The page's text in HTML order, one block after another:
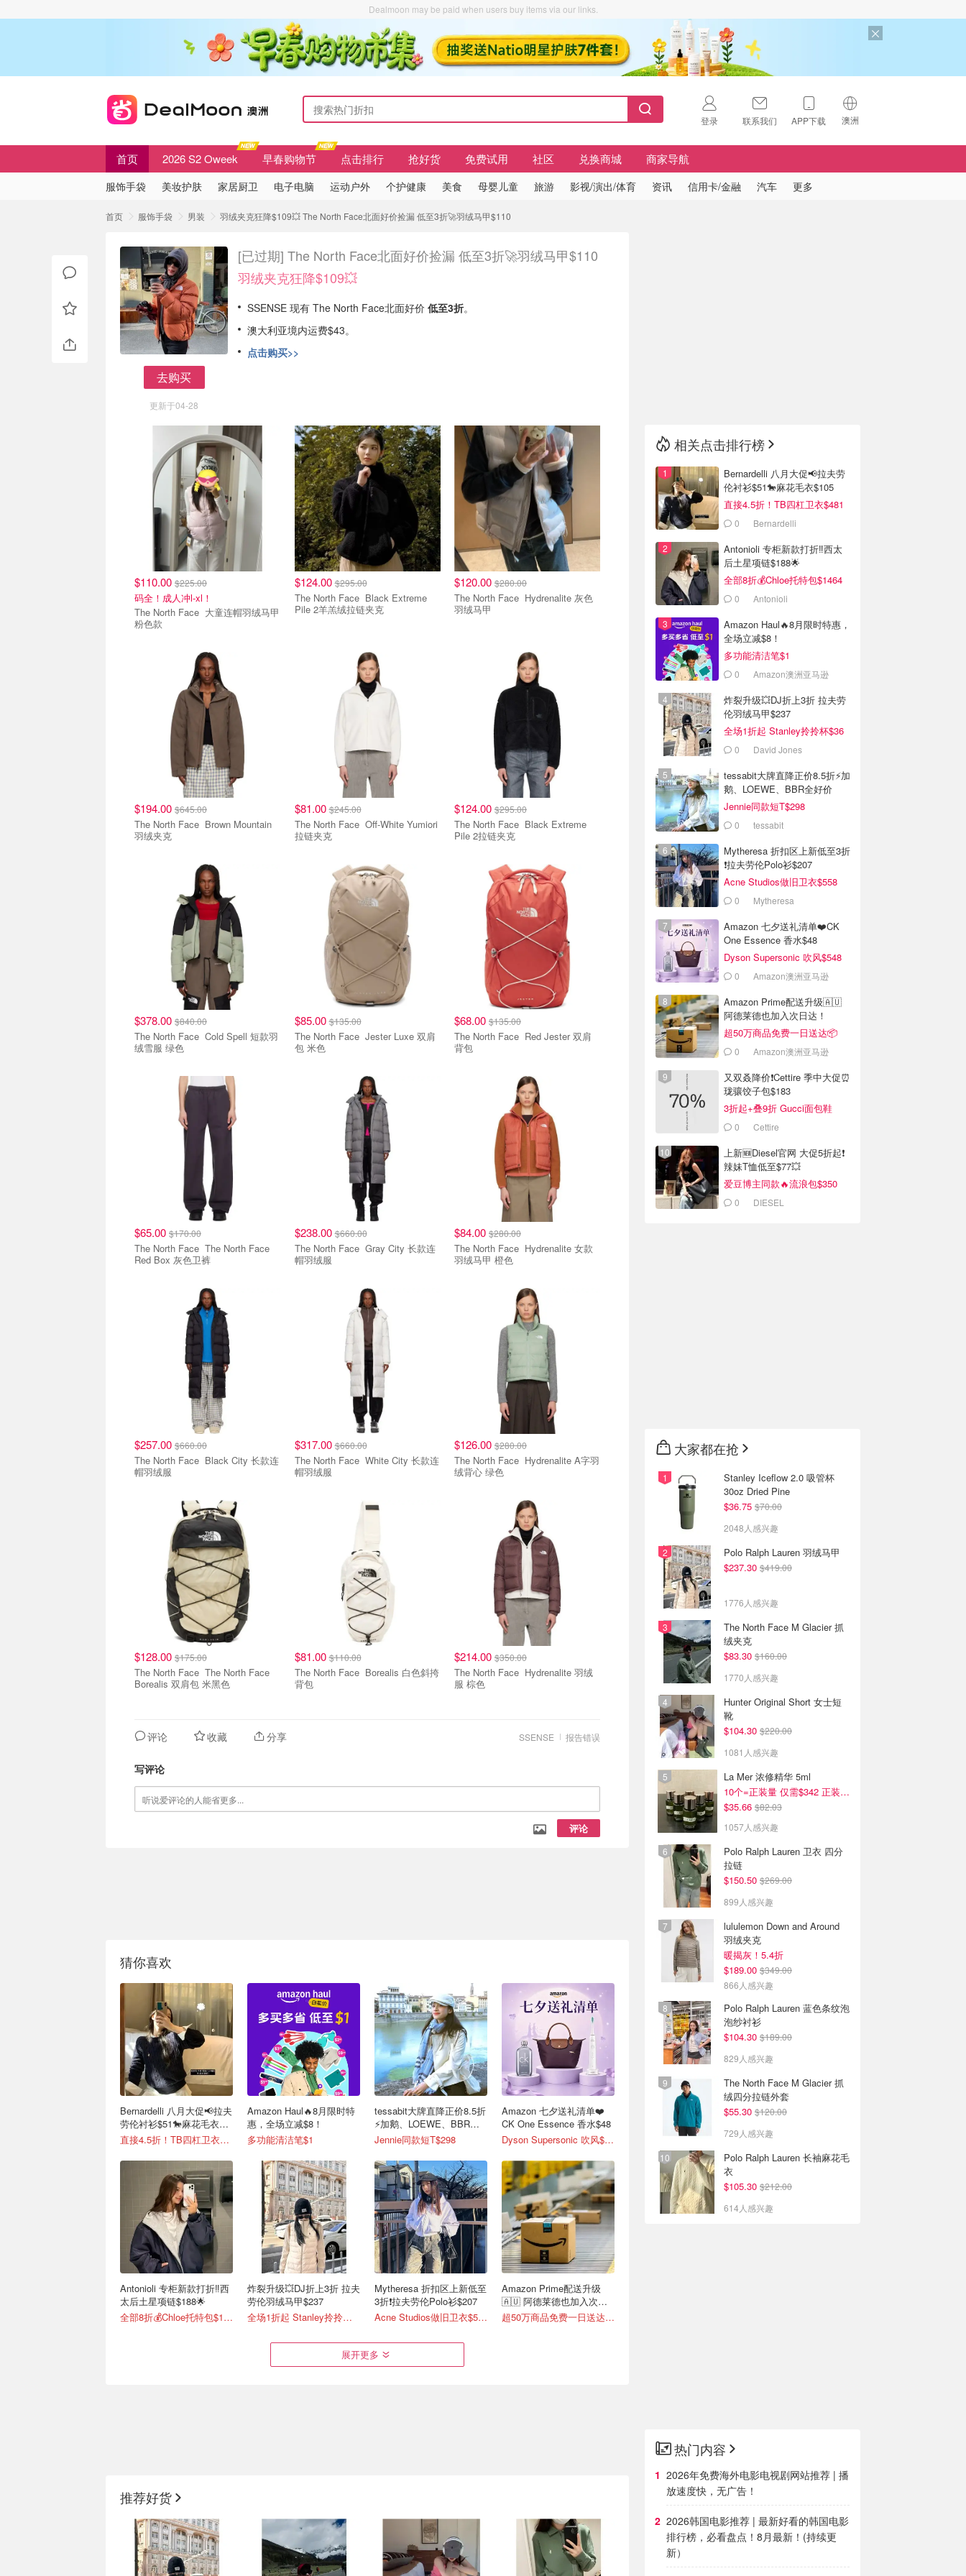
Dealmoon may be paid when users buy items via our links.
登录 联系我们 APP下载 澳洲
🇺🇸
🇨🇳中国
首页 2026 S2 Oweek 早春购物节 点击排行 抢好货 免费试用 社区 兑换商城 商家导航
服饰手袋 美妆护肤 家居厨卫 电子电脑 运动户外 个护健康 美食 母婴儿童 旅游 影视/演出/体育 资讯 信用卡/金融 汽车 更多
首页 服饰手袋 男装 羽绒夹克狂降$109💥 The North Face北面好价捡漏 低至3折🚀羽绒马甲$110
去购买
更新于04-28
[已过期] The North Face北面好价捡漏 低至3折🚀羽绒马甲$110
羽绒夹克狂降$109💥
SSENSE 现有 The North Face北面好价 低至3折。
澳大利亚境内运费$43。
点击购买>>
$110.00 $225.00
码全！成人冲l-xl！
The North Face 大童连帽羽绒马甲
粉色款
$124.00$295.00
The North Face Black Extreme
Pile 2羊羔绒拉链夹克
$120.00 $280.00
The North Face Hydrenalite 灰色
羽绒马甲
$194.00 $645.00
The North Face Brown Mountain
羽绒夹克
$81.00$245.00
The North Face Off-White Yumiori
拉链夹克
$124.00 $295.00
The North Face Black Extreme
Pile 2拉链夹克
$378.00 $840.00
The North Face Cold Spell 短款羽
绒雪服 绿色
$85.00$135.00
The North Face Jester Luxe 双肩
包 米色
$68.00 $135.00
The North Face Red Jester 双肩
背包
$65.00 $170.00
The North Face The North Face
Red Box 灰色卫裤
$238.00$660.00
The North Face Gray City 长款连
帽羽绒服
$84.00 $280.00
The North Face Hydrenalite 女款
羽绒马甲 橙色
$257.00 $660.00
The North Face Black City 长款连
帽羽绒服
$317.00$660.00
The North Face White City 长款连
帽羽绒服
$126.00 $280.00
The North Face Hydrenalite A字羽
绒背心 绿色
$128.00 $175.00
The North Face The North Face
Borealis 双肩包 米黑色
$81.00$110.00
The North Face Borealis 白色斜挎
背包
$214.00 $350.00
The North Face Hydrenalite 羽绒
服 棕色
报告错误
SSENSE
评论 收藏 分享
写评论
评论
猜你喜欢
Bernardelli 八月大促📢拉夫
劳伦衬衫$51🐎麻花毛衣
$105
直接4.5折！TB四杠卫衣$481
Antonioli 专柜新款打折‼️西
太后土星项链$188🌟
全部8折💰Chloe托特包$1464
Amazon Haul🔥8月限时特
惠，全场立减$8！
多功能清洁笔$1
炸裂升级💥DJ折上3折 拉夫
劳伦羽绒马甲$237
全场1折起 Stanley拎拎杯$36
tessabit大牌直降正价8.5折
⚡加鹅、LOEWE、BBR全
好价
Jennie同款短T$298
Mytheresa 折扣区上新低至
3折❗拉夫劳伦Polo衫$207
Acne Studios做旧卫衣$558
Amazon 七夕送礼清单❤️
CK One Essence 香水$48
Dyson Supersonic 吹风$548
Amazon Prime配送升级
🇦🇺 阿德莱德也加入次日
达！
超50万商品免费一日送达📦
促⏰珑骧饺子包$183
展开更多
推荐好货
相关点击排行榜
Bernardelli 八月大促📢拉夫劳
伦衬衫$51🐎麻花毛衣$105
直接4.5折！TB四杠卫衣$481
0 Bernardelli
Antonioli 专柜新款打折‼️西太
后土星项链$188🌟
全部8折💰Chloe托特包$1464
0 Antonioli
Amazon Haul🔥8月限时特惠，
全场立减$8！
多功能清洁笔$1
0 Amazon澳洲亚马逊
炸裂升级💥DJ折上3折 拉夫劳
伦羽绒马甲$237
全场1折起 Stanley拎拎杯$36
0 David Jones
tessabit大牌直降正价8.5折⚡加
鹅、LOEWE、BBR全好价
Jennie同款短T$298
0 tessabit
Mytheresa 折扣区上新低至3折
❗拉夫劳伦Polo衫$207
Acne Studios做旧卫衣$558
0 Mytheresa
Amazon 七夕送礼清单❤️CK
One Essence 香水$48
Dyson Supersonic 吹风$548
0 Amazon澳洲亚马逊
Amazon Prime配送升级🇦🇺
阿德莱德也加入次日达！
超50万商品免费一日送达📦
0 Amazon澳洲亚马逊
又双叒降价❗️Cettire 季中大促⏰
珑骧饺子包$183
3折起+叠9折 Gucci面包鞋
$9910 Cettire
上新🆕Diesel官网 大促5折起❗️
辣妹T恤低至$77💥
爱豆博主同款🔥流浪包$350
0 DIESEL
大家都在抢
Stanley Iceflow 2.0 吸管杯
30oz Dried Pine
$36.75 $70.00
2048人感兴趣
Polo Ralph Lauren 羽绒马甲
$237.30 $419.00
1776人感兴趣
The North Face M Glacier 抓
绒夹克
$83.30 $160.00
1770人感兴趣
Hunter Original Short 女士短
靴
$104.30 $220.00
1081人感兴趣
La Mer 浓修精华 5ml
10个=正装量 仅需$342 正装半价！
$35.66 $82.03
1057人感兴趣
Polo Ralph Lauren 卫衣 四分
拉链
$150.50 $269.00
899人感兴趣
lululemon Down and Around
羽绒夹克
暖揭灰！5.4折
$189.00 $349.00
866人感兴趣
Polo Ralph Lauren 蓝色条纹泡
泡纱衬衫
$104.30 $189.00
829人感兴趣
The North Face M Glacier 抓
绒四分拉链外套
$55.30 $120.00
729人感兴趣
Polo Ralph Lauren 长袖麻花毛
衣
$105.30 $212.00
614人感兴趣
热门内容
2026年免费海外电影电视剧网站推荐 | 播
放速度快，无广告！
2026韩国电影推荐 | 最新好看的韩国电影
排行榜，必看盘点！8月最新！(持续更
新）